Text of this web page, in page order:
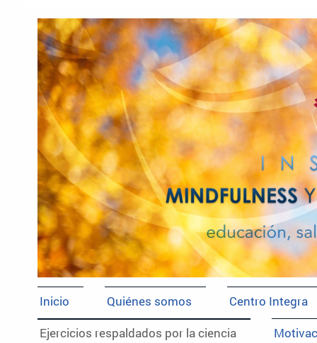
Inicio Quiénes somos
Centro Integra
Ejercicios respaldados por la ciencia